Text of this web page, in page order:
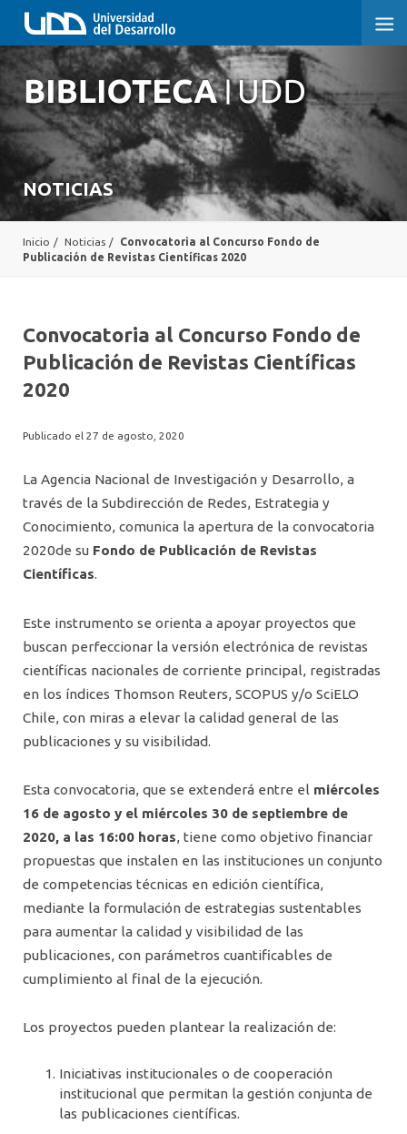
NOTICIAS
Inicio / Noticias /
Convocatoria al Concurso Fondo de
Publicación de Revistas Científicas 2020
Convocatoria al Concurso Fondo de
Publicación de Revistas Científicas
2020
Publicado el 27 de agosto, 2020
La Agencia Nacional de Investigación y Desarrollo, a
través de la Subdirección de Redes, Estrategia y
Conocimiento, comunica la apertura de la convocatoria
2020de su Fondo de Publicación de Revistas
Científicas.
Este instrumento se orienta a apoyar proyectos que
buscan perfeccionar la versión electrónica de revistas
científicas nacionales de corriente principal, registradas
en los índices Thomson Reuters, SCOPUS y/o SciELO
Chile, con miras a elevar la calidad general de las
publicaciones y su visibilidad.
Esta convocatoria, que se extenderá entre el miércoles
16 de agosto y el miércoles 30 de septiembre de
2020, a las 16:00 horas, tiene como objetivo financiar
propuestas que instalen en las instituciones un conjunto
de competencias técnicas en edición científica,
mediante la formulación de estrategias sustentables
para aumentar la calidad y visibilidad de las
publicaciones, con parámetros cuantificables de
cumplimiento al final de la ejecución.
Los proyectos pueden plantear la realización de:
Iniciativas institucionales o de cooperación
institucional que permitan la gestión conjunta de
las publicaciones científicas.